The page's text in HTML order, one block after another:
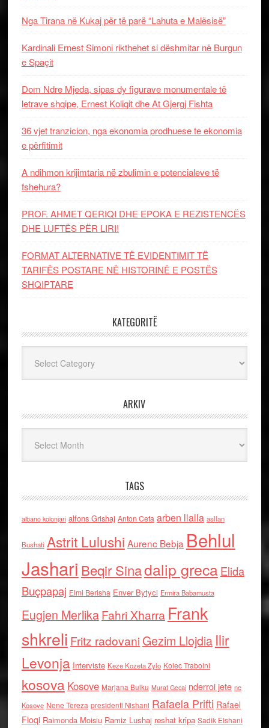
Nga Tirana në Kukaj për të parë “Lahuta e Malësisë”
Kardinali Ernest Simoni rikthehet si dëshmitar në Burgun
e Spaçit
Dom Ndre Mjeda, sipas dy figurave monumentale të
letrave shqipe, Ernest Koliqit dhe At Gjergj Fishta
36 vjet tranzicion, nga ekonomia prodhuese te ekonomia
e përfitimit
A ndihmon krijimtaria në zbulimin e potencialeve të
fshehura?
PROF. AHMET QERIQI DHE EPOKA E REZISTENCЁS
DHE LUFTЁS PЁR LIRI!
FORMAT ALTERNATIVE TË EVIDENTIMIT TË
TARIFËS POSTARE NË HISTORINË E POSTËS
SHQIPTARE
KATEGORITË
ARKIV
TAGS
albano kolonjari alfons Grishaj Anton Cefa arben llalla asllan
Bushati Astrit Lulushi Aurenc Bebja Behlul
Jashari Beqir Sinadalip grecaElida
Buçpapaj Elmi Berisha Enver Bytyci Ermira Babamusta
Eugjen MerlikaFahri Xharra Frank
shkreli Fritz radovaniGezim Llojdia Ilir
Levonja Interviste Keze Kozeta Zylo Kolec Traboini
kosova Kosove Marjana Bulku Murat Gecaj nderroi jete ne
Kosove Nene Tereza presidenti Nishani Rafaela Prifti Rafael
Floqi Raimonda Moisiu Ramiz Lushaj reshat kripa Sadik Elshani